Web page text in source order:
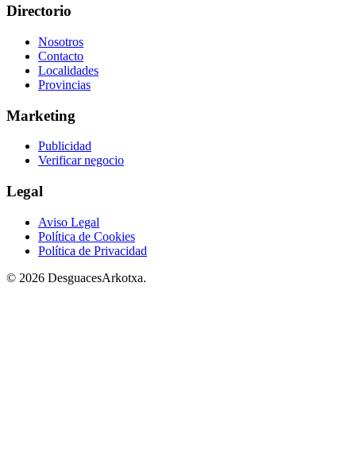
Directorio
Nosotros
Contacto
Localidades
Provincias
Marketing
Publicidad
Verificar negocio
Legal
Aviso Legal
Política de Cookies
Política de Privacidad
© 2026 DesguacesArkotxa.